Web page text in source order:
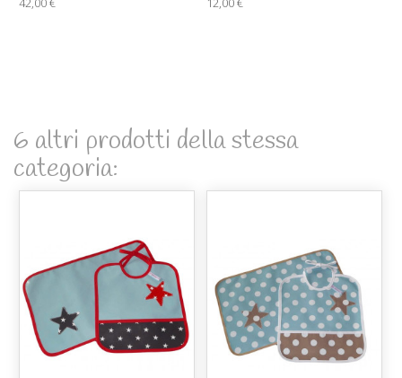
6 altri prodotti della stessa
categoria: